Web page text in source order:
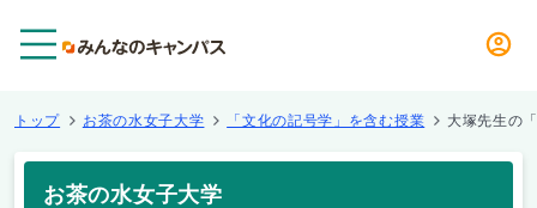
トップ お茶の水女子大学 「文化の記号学」を含む授業 大塚先生の
お茶の水女子大学